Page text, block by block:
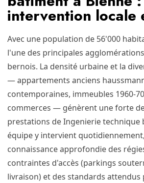
intervention locale
Avec une population de 56'000
l'une des principales
bernois. La densité urbaine et la
— appartements anciens
contemporaines, immeubles 1960-
commerces — génèrent une forte
prestations de Ingenierie technique
équipe y intervient
connaissance approfondie des
contraintes d'accès (parkings
livraison) et des standards attendus